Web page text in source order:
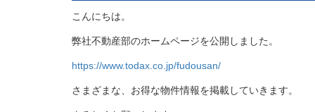
こんにちは。
弊社不動産部のホームページを公開しました。
https://www.todax.co.jp/fudousan/
さまざまな、お得な物件情報を掲載していきます。